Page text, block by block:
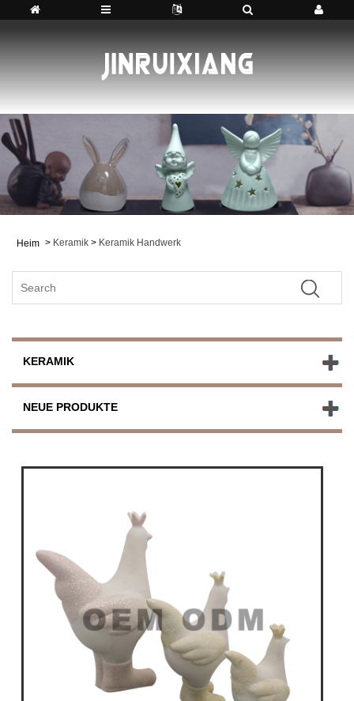
Heim > Keramik > Keramik Handwerk
KERAMIK
NEUE PRODUKTE